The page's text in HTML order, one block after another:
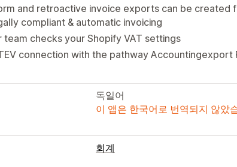
and retroactive invoice exports can be created
compliant & automatic invoicing
team checks your Shopify VAT settings
connection with the pathway Accountingexport
독일어
이 앱은 한국어로 번역되지 않았
회계